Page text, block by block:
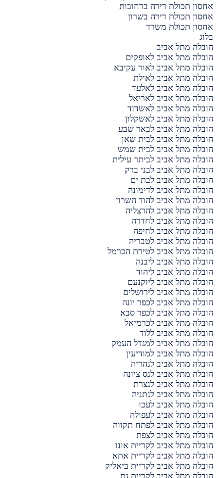
אחסון תכולת דירה ברחובות
אחסון תכולת דירה בשרון
אחסון תכולת משרד
בלוג
הובלה מתל אביב
הובלה מתל אביב לאופקים
הובלה מתל אביב לאור עקיבא
הובלה מתל אביב לאילת
הובלה מתל אביב לאלעד
הובלה מתל אביב לאריאל
הובלה מתל אביב לאשדוד
הובלה מתל אביב לאשקלון
הובלה מתל אביב לבאר שבע
הובלה מתל אביב לבית שאן
הובלה מתל אביב לבית שמש
הובלה מתל אביב לביתר עילית
הובלה מתל אביב לבני ברק
הובלה מתל אביב לבת ים
הובלה מתל אביב לדימונה
הובלה מתל אביב להוד השרון
הובלה מתל אביב להרצליה
הובלה מתל אביב לחדרה
הובלה מתל אביב לחיפה
הובלה מתל אביב לטבריה
הובלה מתל אביב לטירת הכרמל
הובלה מתל אביב ליבנה
הובלה מתל אביב ליהוד
הובלה מתל אביב ליוקנעם
הובלה מתל אביב לירושלים
הובלה מתל אביב לכפר יונה
הובלה מתל אביב לכפר סבא
הובלה מתל אביב לכרמיאל
הובלה מתל אביב ללוד
הובלה מתל אביב למגדל העמק
הובלה מתל אביב למודיעין
הובלה מתל אביב לנהריה
הובלה מתל אביב לנס ציונה
הובלה מתל אביב לנצרת
הובלה מתל אביב לנתניה
הובלה מתל אביב לעכו
הובלה מתל אביב לעפולה
הובלה מתל אביב לפתח תקווה
הובלה מתל אביב לצפת
הובלה מתל אביב לקריית אונו
הובלה מתל אביב לקריית אתא
הובלה מתל אביב לקריית ביאליק
הובלה מתל אביב לקריית גת